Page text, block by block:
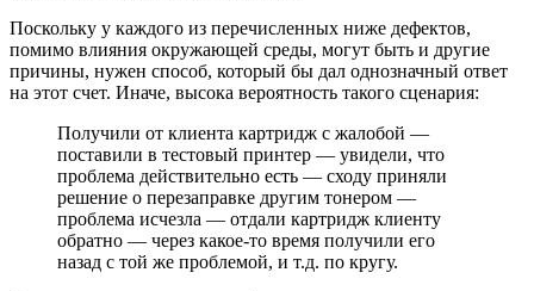
Поскольку у каждого из перечисленных ниже дефектов,
помимо влияния окружающей среды, могут быть и другие
причины, нужен способ, который бы дал однозначный ответ
на этот счет. Иначе, высока вероятность такого сценария:
Получили от клиента картридж с жалобой —
поставили в тестовый принтер — увидели, что
проблема действительно есть — сходу приняли
решение о перезаправке другим тонером —
проблема исчезла — отдали картридж клиенту
обратно — через какое-то время получили его
назад с той же проблемой, и т.д. по кругу.